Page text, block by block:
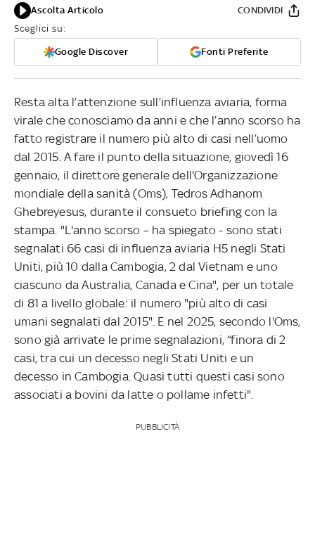
Ascolta Articolo
Sceglici su:
Google Discover Fonti Preferite
CONDIVIDI
Resta alta l’attenzione sull’influenza aviaria, forma
virale che conosciamo da anni e che l’anno scorso ha
fatto registrare il numero più alto di casi nell’uomo
dal 2015. A fare il punto della situazione, giovedì 16
gennaio, il direttore generale dell'Organizzazione
mondiale della sanità (Oms), Tedros Adhanom
Ghebreyesus, durante il consueto briefing con la
stampa. "L'anno scorso – ha spiegato - sono stati
segnalati 66 casi di influenza aviaria H5 negli Stati
Uniti, più 10 dalla Cambogia, 2 dal Vietnam e uno
ciascuno da Australia, Canada e Cina", per un totale
di 81 a livello globale: il numero "più alto di casi
umani segnalati dal 2015". E nel 2025, secondo l'Oms,
sono già arrivate le prime segnalazioni, “finora di 2
casi, tra cui un decesso negli Stati Uniti e un
decesso in Cambogia. Quasi tutti questi casi sono
associati a bovini da latte o pollame infetti".
PUBBLICITÀ